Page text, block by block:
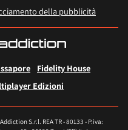
della pubblicità
Fidelity House
Edizioni
S.r.l. REA TR - 80133 - P.iva: